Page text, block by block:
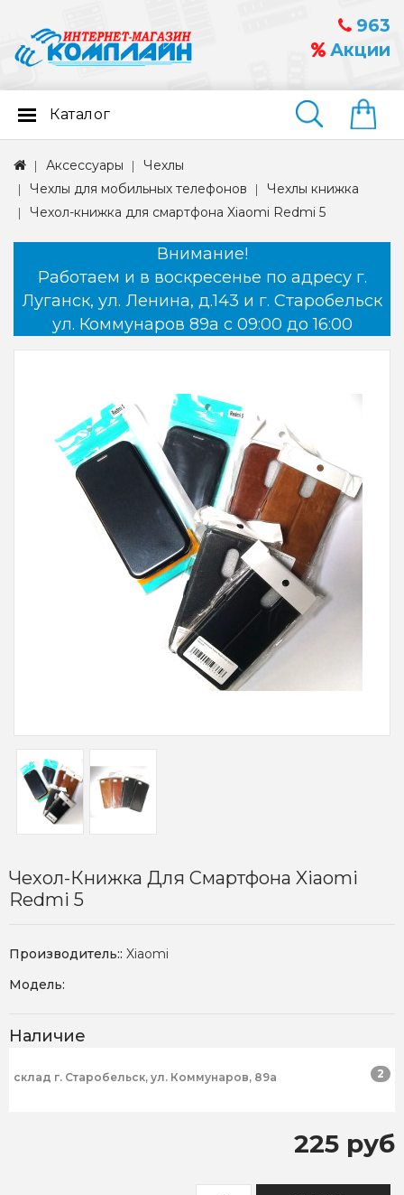
963
Акции
Найти
Каталог
Аксессуары
Чехлы
Чехлы для мобильных телефонов
Чехлы книжка
Чехол-книжка для смартфона Xiaomi Redmi 5
Внимание!
Работаем и в воскресенье по адресу г.
Луганск, ул. Ленина, д.143 и г. Старобельск
ул. Коммунаров 89а с 09:00 до 16:00
Чехол-Книжка Для Смартфона Xiaomi
Redmi 5
Производитель:: Xiaomi
Модель:
Наличие
склад г. Старобельск, ул. Коммунаров, 89а 2
225 руб